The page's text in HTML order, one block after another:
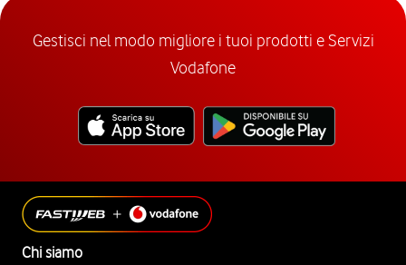
Gestisci nel modo migliore i tuoi prodotti e Servizi
Vodafone
Chi siamo